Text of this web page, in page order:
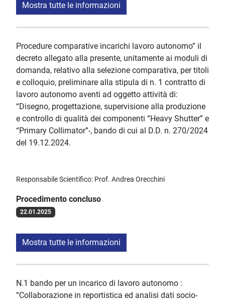
Mostra tutte le informazioni
Procedure comparative incarichi lavoro autonomo” il
decreto allegato alla presente, unitamente ai moduli di
domanda, relativo alla selezione comparativa, per titoli
e colloquio, preliminare alla stipula di n. 1 contratto di
lavoro autonomo aventi ad oggetto attività di:
“Disegno, progettazione, supervisione alla produzione
e controllo di qualità dei componenti “Heavy Shutter” e
“Primary Collimator”-, bando di cui al D.D. n. 270/2024
del 19.12.2024.
Responsabile Scientifico: Prof. Andrea Orecchini
Procedimento concluso
22.01.2025
Mostra tutte le informazioni
N.1 bando per un incarico di lavoro autonomo :
“Collaborazione in reportistica ed analisi dati socio-